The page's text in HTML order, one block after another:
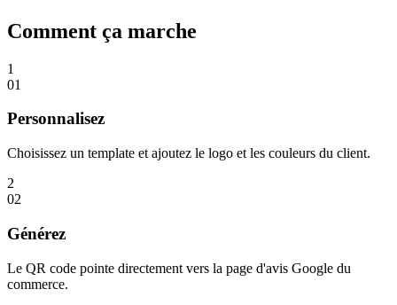
Comment ça marche
1
01
Personnalisez
Choisissez un template et ajoutez le logo et les couleurs du client.
2
02
Générez
Le QR code pointe directement vers la page d'avis Google du
commerce.